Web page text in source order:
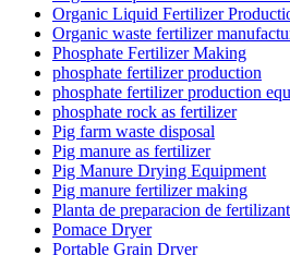
Organic Liquid Fertilizer
Organic waste fertilizer
Phosphate Fertilizer Making
phosphate fertilizer production
phosphate fertilizer production
phosphate rock as fertilizer
Pig farm waste disposal
Pig manure as fertilizer
Pig Manure Drying Equipment
Pig manure fertilizer making
Planta de preparacion de
Pomace Dryer
Portable Grain Dryer